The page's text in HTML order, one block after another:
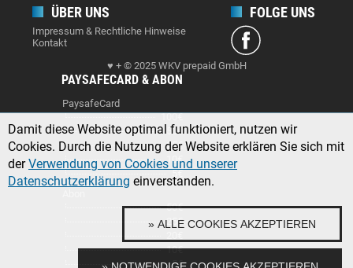
ÜBER UNS
Impressum & Rechtliche Hinweise
Kontakt
FOLGE UNS
♥ + © 2025 WKV prepaid GmbH
PAYSAFECARD & ABON
PaysafeCard
100€
50€
25€
10€
5€
50€
25€
10€
5€
Damit diese Website optimal funktioniert, nutzen wir
Cookies. Durch die Nutzung der Website erklären Sie sich mit
derVerwendung von Cookies und unserer
Datenschutzerklärung einverstanden.
» ALLE COOKIES AKZEPTIEREN